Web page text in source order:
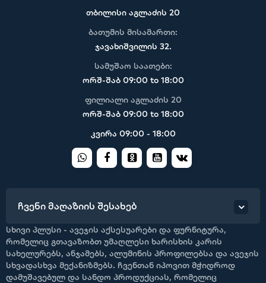
თბილისი აგლაძის 20
ბათუმის მისამართი:
ჯავახიშვილის 32.
სამუშაო საათები:
ორშ-შაბ 09:00 to 18:00
ფილიალი აგლაძის 20
ორშ-შაბ 09:00 to 18:00
კვირა 09:00 - 18:00
ჩვენი მაღაზიის შესახებ
სხივი პლუსი - ავეჯის აქსესუარები და ფურნიტურა,
რომელიც გთავაზობთ უმაღლესი ხარისხის კარის
სახელურებს, ანჯამებს, ალუმინის პროფილებსა და ავეჯის
სხვადასხვა მექანიზმებს. ჩვენთან იპოვით მჭიდროდ
დამუშავებულ და სანდო პროდუქციას, რომელიც